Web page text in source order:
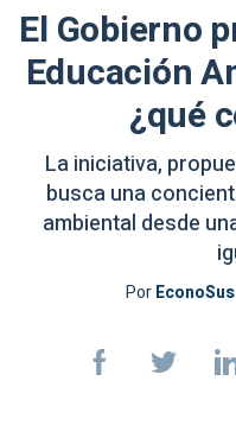
El Gobierno
Educación
¿qué
La iniciativa,
busca una
ambiental desde
PorEconoSus